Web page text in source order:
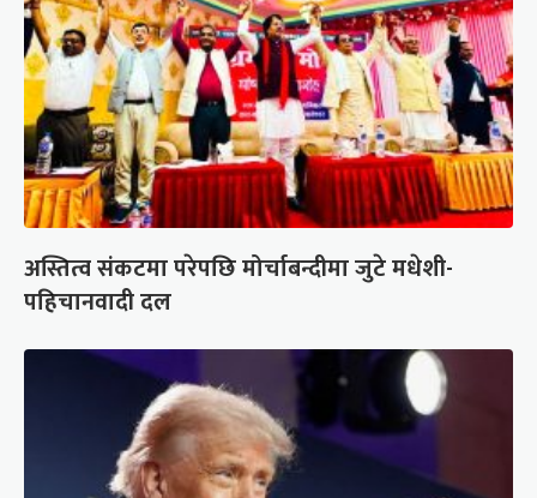
अस्तित्व संकटमा परेपछि मोर्चाबन्दीमा जुटे मधेशी-
पहिचानवादी दल